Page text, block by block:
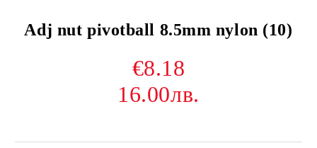
Adj nut pivotball 8.5mm nylon (10)
€8.18
16.00лв.